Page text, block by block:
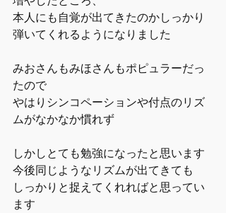
本人にも自覚が出てきたのかしっかり
弾いてくれるようになりました
みおさんもみほさんもポピュラーだっ
たので
やはりシンコペーションや付点のリズ
ムがなかなか慣れず
しかしとても勉強になったと思います
今後同じようなリズムが出てきても
しっかりと捉えてくれればと思ってい
ます